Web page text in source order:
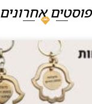
פוסטים אחרונים